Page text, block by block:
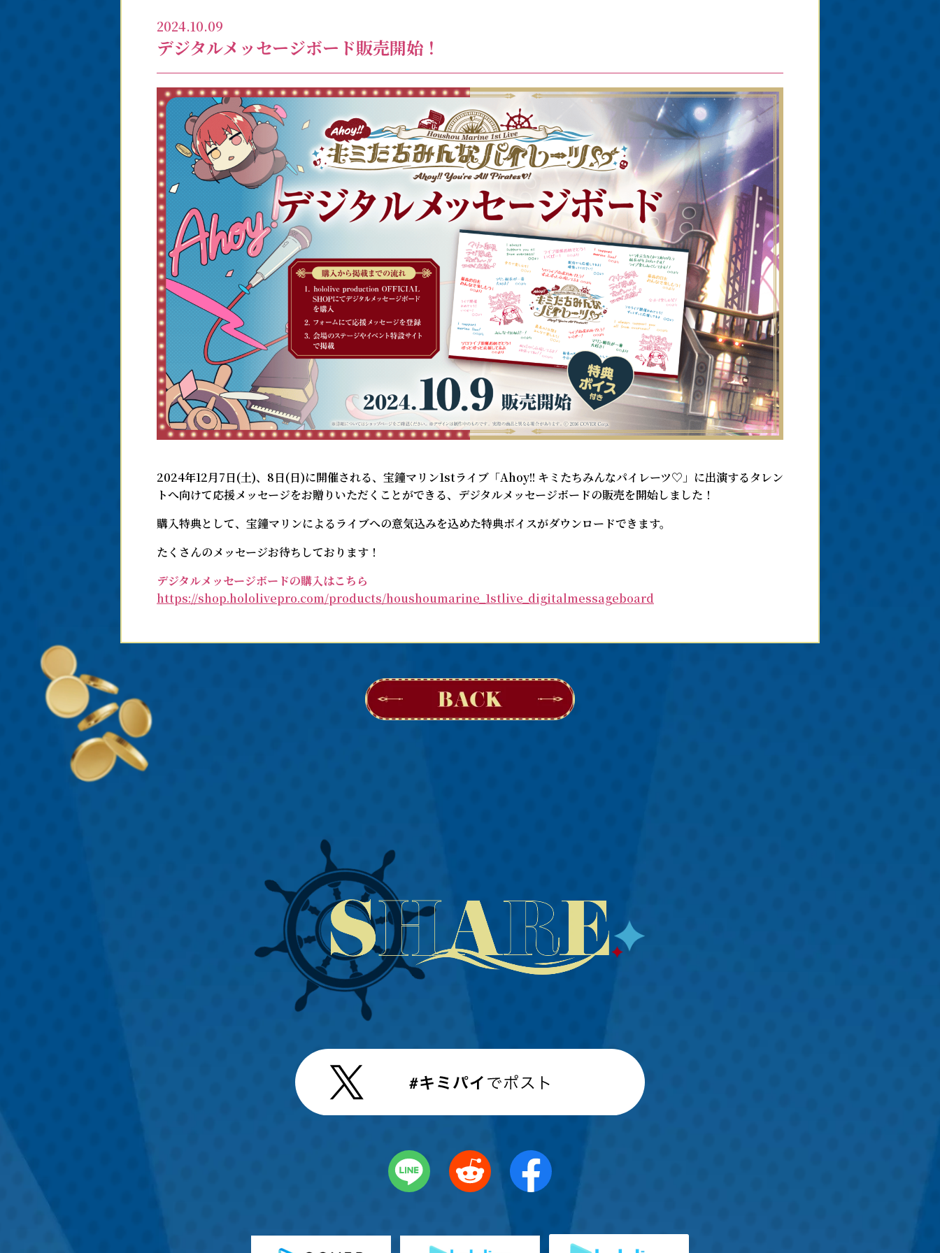
TOP
INTRODUCTION
NEWS
ALBUM
VIDEOS
2024.10.09
デジタルメッセージボード販売開始！
2024年12月7日(土)、8日(日)に開催される、宝鐘マリン1stライブ「Ahoy!! キミたちみんなパイレーツ♡」に出演するタレン
トへ向けて応援メッセージをお贈りいただくことができる、デジタルメッセージボードの販売を開始しました！
購入特典として、宝鐘マリンによるライブへの意気込みを込めた特典ボイスがダウンロードできます。
たくさんのメッセージお待ちしております！
デジタルメッセージボードの購入はこちら
https://shop.hololivepro.com/products/houshoumarine_1stlive_digitalmessageboard